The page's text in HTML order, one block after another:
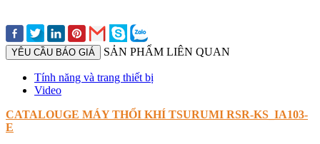
YÊU CẦU BÁO GIÁ SẢN PHẨM LIÊN QUAN
Tính năng và trang thiết bị
Video
CATALOUGE MÁY THỔI KHÍ TSURUMI RSR-KS_IA103-
E